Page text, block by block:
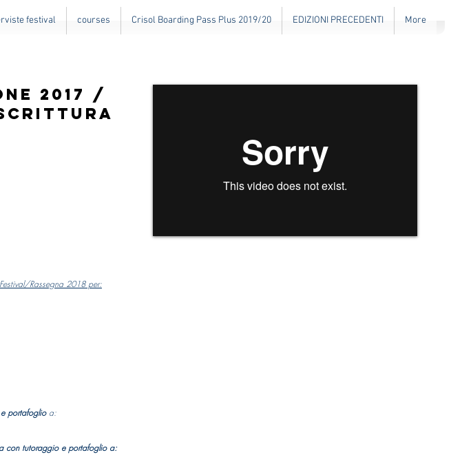
festival courses Crisol Boarding Pass Plus 2019/20 EDIZIONI PRECEDENTI More
2017 /
scrittura
Rassegna 2018 per:
portafoglioa:
con tutoraggio e portafoglio a: